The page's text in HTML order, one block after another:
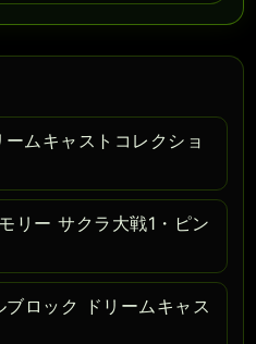
ムキャストコレクショ
リー サクラ大戦1・ピン
ロック ドリームキャス